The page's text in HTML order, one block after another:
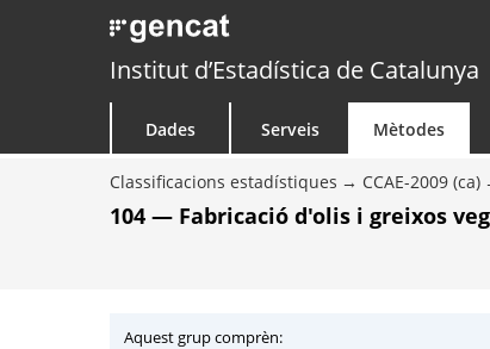
Institut d’Estadística de Catalunya
Dades Serveis Mètodes
Classificacions estadístiques CCAE-2009 (ca)
104 — Fabricació d'olis i greixos
Aquest grup comprèn: